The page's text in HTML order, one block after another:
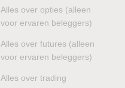
Alles over opties (alleen
voor ervaren beleggers)
Alles over futures (alleen
voor ervaren beleggers)
Alles over trading